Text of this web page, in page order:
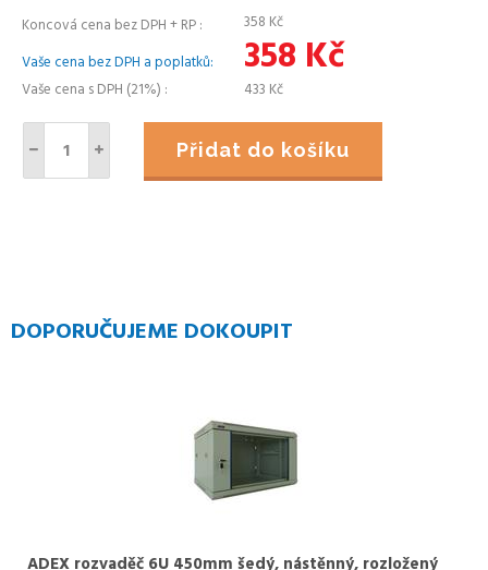
Koncová cena bez DPH + RP 358 Kč
Vaše cena bez DPH a poplatků
358 Kč
Vaše cena s DPH (21%) 433 Kč
Přidat do košíku
DOPORUČUJEME DOKOUPIT
ADEX rozvaděč 6U 450mm šedý, nástěnný, rozložený